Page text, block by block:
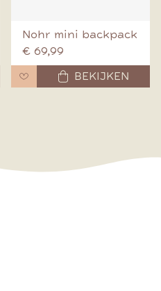
Nohr mini backpack
€ 69,99
BEKIJKEN